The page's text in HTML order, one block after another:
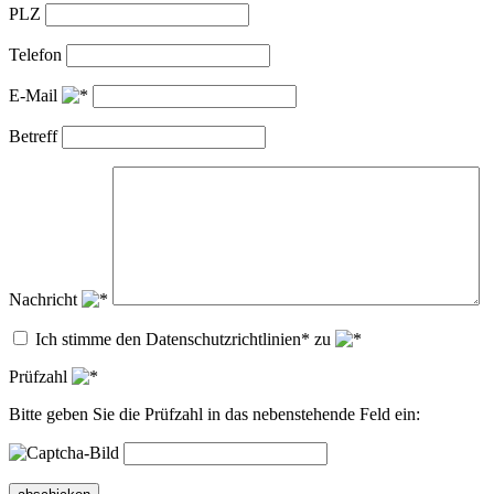
PLZ
Telefon
E-Mail
Betreff
Nachricht
Ich stimme den Datenschutzrichtlinien* zu
Prüfzahl
Bitte geben Sie die Prüfzahl in das nebenstehende Feld ein: